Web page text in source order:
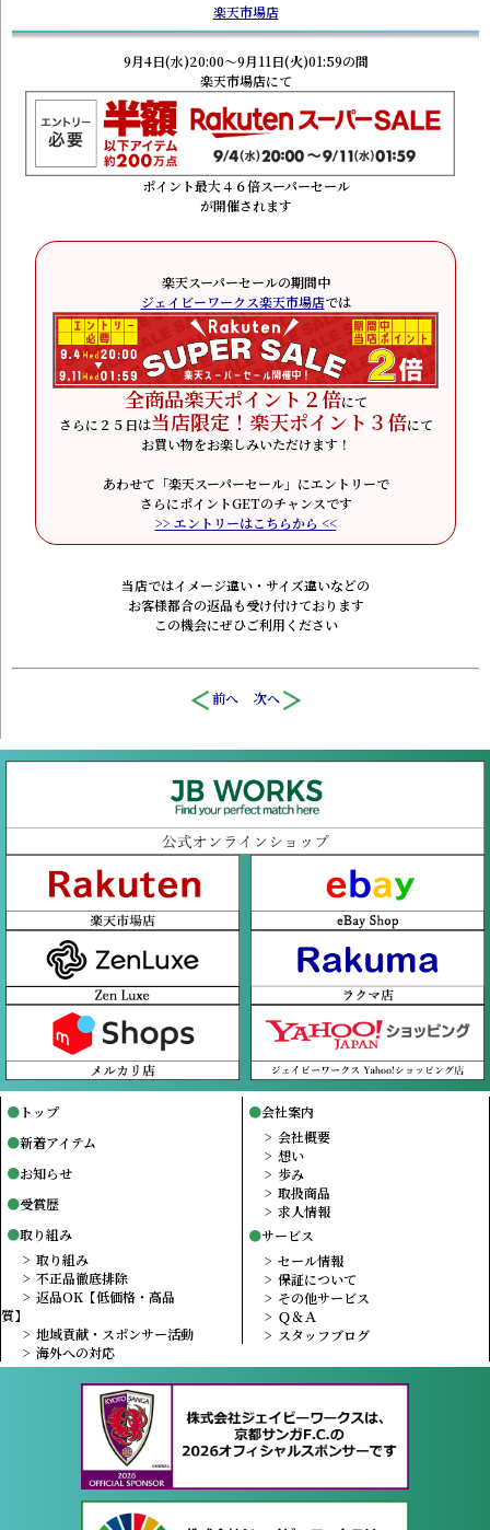
楽天市場店
9月4日(水)20:00～9月11日(火)01:59の間
楽天市場店にて
ポイント最大４６倍スーパーセール
が開催されます
楽天スーパーセールの期間中
ジェイビーワークス楽天市場店では
全商品楽天ポイント２倍にて
さらに２５日は当店限定！楽天ポイント３倍にて
お買い物をお楽しみいただけます！
あわせて「楽天スーパーセール」にエントリーで
さらにポイントGETのチャンスです
>> エントリーはこちらから <<
当店ではイメージ違い・サイズ違いなどの
お客様都合の返品も受け付けております
この機会にぜひご利用ください
前へ 次へ
トップ
新着アイテム
お知らせ
受賞歴
取り組み
取り組み
不正品徹底排除
返品OK【低価格・高品
質】
地域貢献・スポンサー活動
海外への対応
会社案内
会社概要
想い
歩み
取扱商品
求人情報
サービス
セール情報
保証について
その他サービス
Ｑ＆Ａ
スタッフブログ